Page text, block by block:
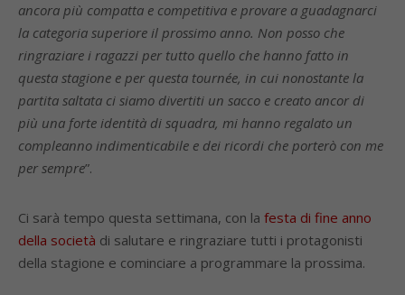
ancora più compatta e competitiva e provare a guadagnarci
la categoria superiore il prossimo anno. Non posso che
ringraziare i ragazzi per tutto quello che hanno fatto in
questa stagione e per questa tournée, in cui nonostante la
partita saltata ci siamo divertiti un sacco e creato ancor di
più una forte identità di squadra, mi hanno regalato un
compleanno indimenticabile e dei ricordi che porterò con me
per sempre”.
Ci sarà tempo questa settimana, con la festa di fine anno
della società di salutare e ringraziare tutti i protagonisti
della stagione e cominciare a programmare la prossima.